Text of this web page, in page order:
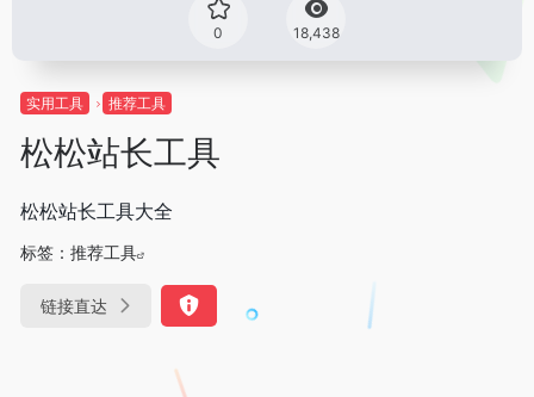
0 18,438
实用工具 推荐工具
松松站长工具
松松站长工具大全
标签： 推荐工具
链接直达